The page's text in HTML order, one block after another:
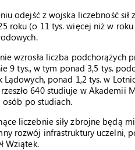
odejść z wojska liczebność sił
roku (o 11 tys. więcej niż w
wzrosła liczba podchorążych
9 tys., w tym ponad 3,5 tys.
Lądowych, ponad 1,2 tys. w
640 studiuje w Akademii
osób po studiach.
liczebnie siły zbrojne będą
rozwój infrastruktury uczelni,
Wziątek.